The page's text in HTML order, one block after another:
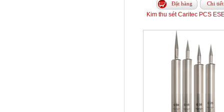
Đặt hàng Chi tiết
Kim thu sét Caritec PCS